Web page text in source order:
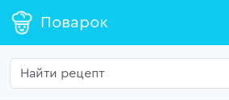
Поварок